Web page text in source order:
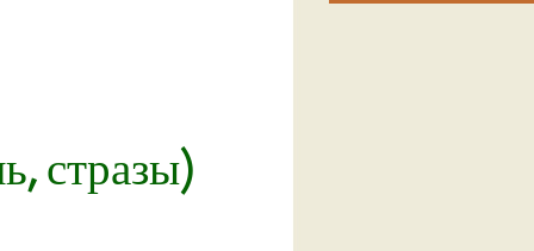
стразы)